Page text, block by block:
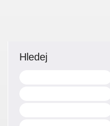
Hledej